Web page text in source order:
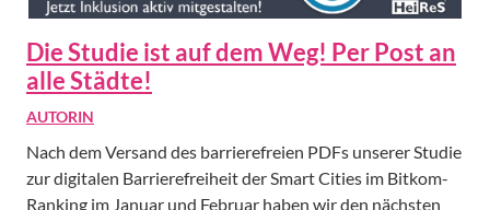
Die Studie ist auf dem Weg! Per Post an
alle Städte!
AUTORIN
Nach dem Versand des barrierefreien PDFs unserer Studie
zur digitalen Barrierefreiheit der Smart Cities im Bitkom-
Ranking im Januar und Februar haben wir den nächsten